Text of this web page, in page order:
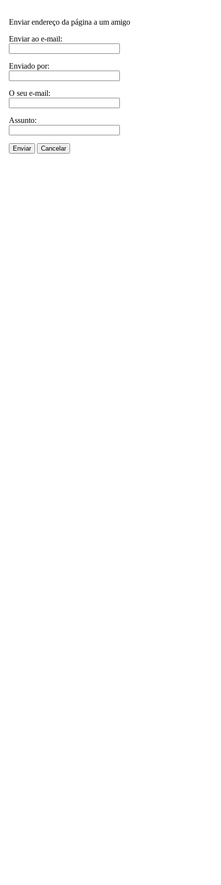
Enviar endereço da página a um amigo
Enviar ao e-mail:
Enviado por:
O seu e-mail:
Assunto:
Enviar Cancelar